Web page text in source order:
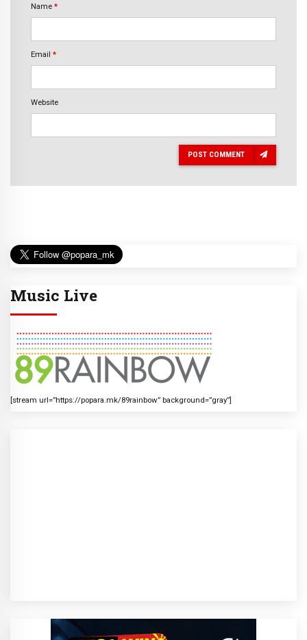
Name *
Email *
Website
POST COMMENT
Music Live
[stream url=”https://popara.mk/89rainbow” background=”gray”]